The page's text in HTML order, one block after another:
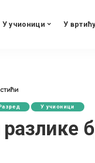
У учионици У
У учионици